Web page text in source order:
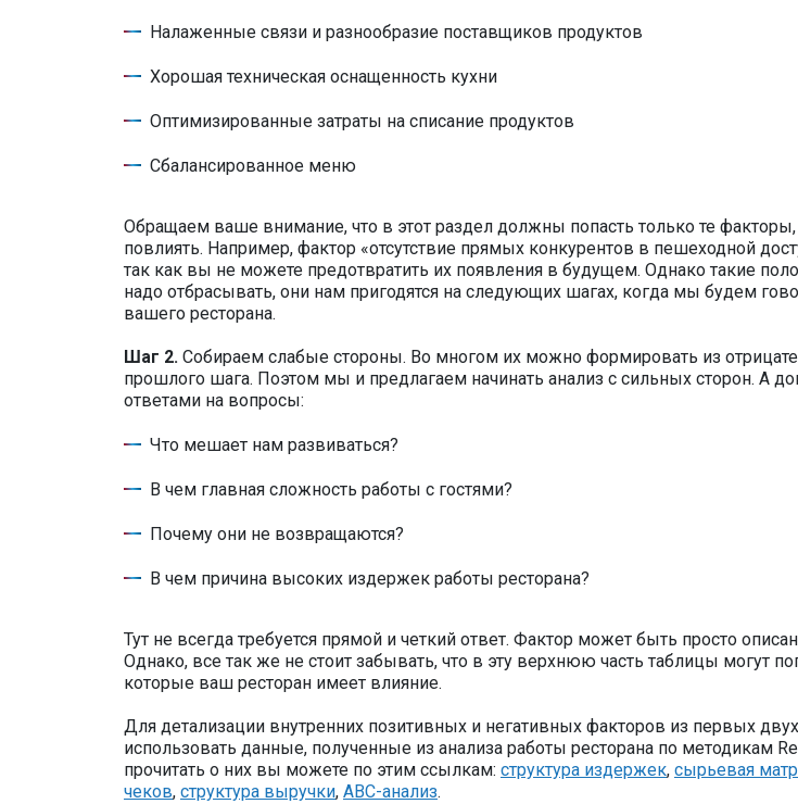
Налаженные связи и разнообразие поставщиков продуктов
Хорошая техническая оснащенность кухни
Оптимизированные затраты на списание продуктов
Сбалансированное меню
Обращаем ваше внимание, что в этот раздел должны попасть только те
повлиять. Например, фактор «отсутствие прямых конкурентов в пешеходной
так как вы не можете предотвратить их появления в будущем. Однако такие
надо отбрасывать, они нам пригодятся на следующих шагах, когда мы будем
вашего ресторана.
Шаг 2. Собираем слабые стороны. Во многом их можно формировать из
прошлого шага. Поэтом мы и предлагаем начинать анализ с сильных сторон. А
ответами на вопросы:
Что мешает нам развиваться?
В чем главная сложность работы с гостями?
Почему они не возвращаются?
В чем причина высоких издержек работы ресторана?
Тут не всегда требуется прямой и четкий ответ. Фактор может быть просто
Однако, все так же не стоит забывать, что в эту верхнюю часть таблицы могут
которые ваш ресторан имеет влияние.
Для детализации внутренних позитивных и негативных факторов из первых
использовать данные, полученные из анализа работы ресторана по методикам
прочитать о них вы можете по этим ссылкам: структура издержек, сырьевая
чеков, структура выручки, ABC-анализ.